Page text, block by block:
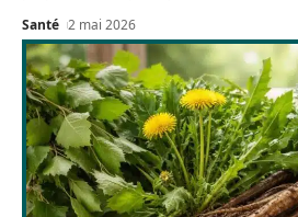
Santé 2 mai 2026